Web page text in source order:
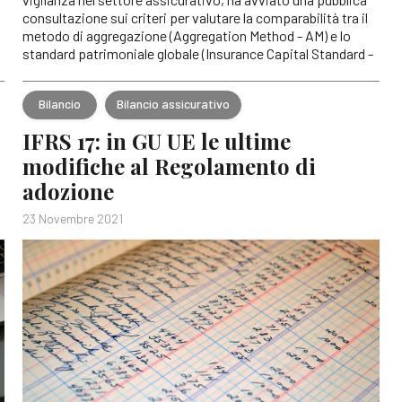
consultazione sui criteri per valutare la comparabilità tra il
metodo di aggregazione (Aggregation Method - AM) e lo
standard patrimoniale globale (Insurance Capital Standard -
Bilancio Bilancio assicurativo
IFRS 17: in GU UE le ultime
modifiche al Regolamento di
adozione
23 Novembre 2021